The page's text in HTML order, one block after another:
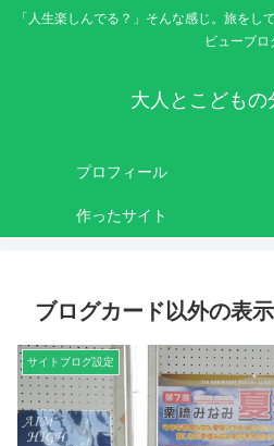
「人生楽しんでる？」そんな感じ。旅をし
ビューブロ
大人とこどもの
プロフィール
作ったサイト
ブログカード以外の表
サイトブログ設定